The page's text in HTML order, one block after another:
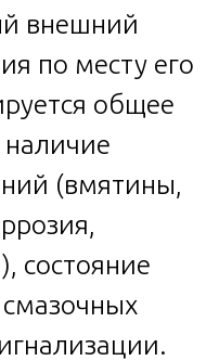
внешний
по месту его
общее
наличие
(вмятины,
состояние